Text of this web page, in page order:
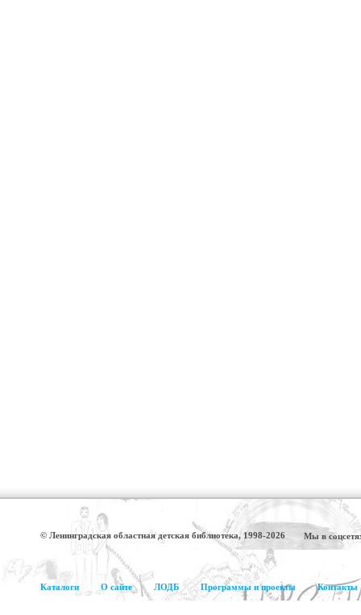
© Ленинградская областная детская библиотека, 1998-2026 Мы в
Каталоги О сайте ЛОДБ Программы и проекты Контакты